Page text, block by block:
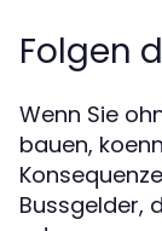
Folgen
Wenn Sie
bauen,
Bussgelder,